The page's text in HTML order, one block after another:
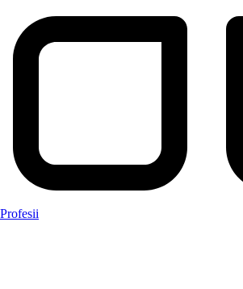
Profesii